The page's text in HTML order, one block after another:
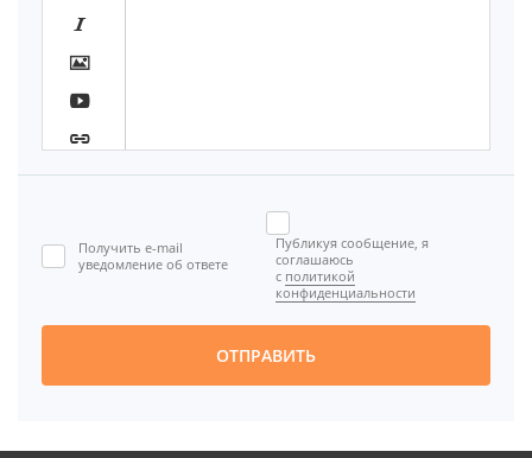







Получить e-mail
уведомление об ответе
Публикуя сообщение, я
соглашаюсь
с политикой
конфиденциальности
ОТПРАВИТЬ